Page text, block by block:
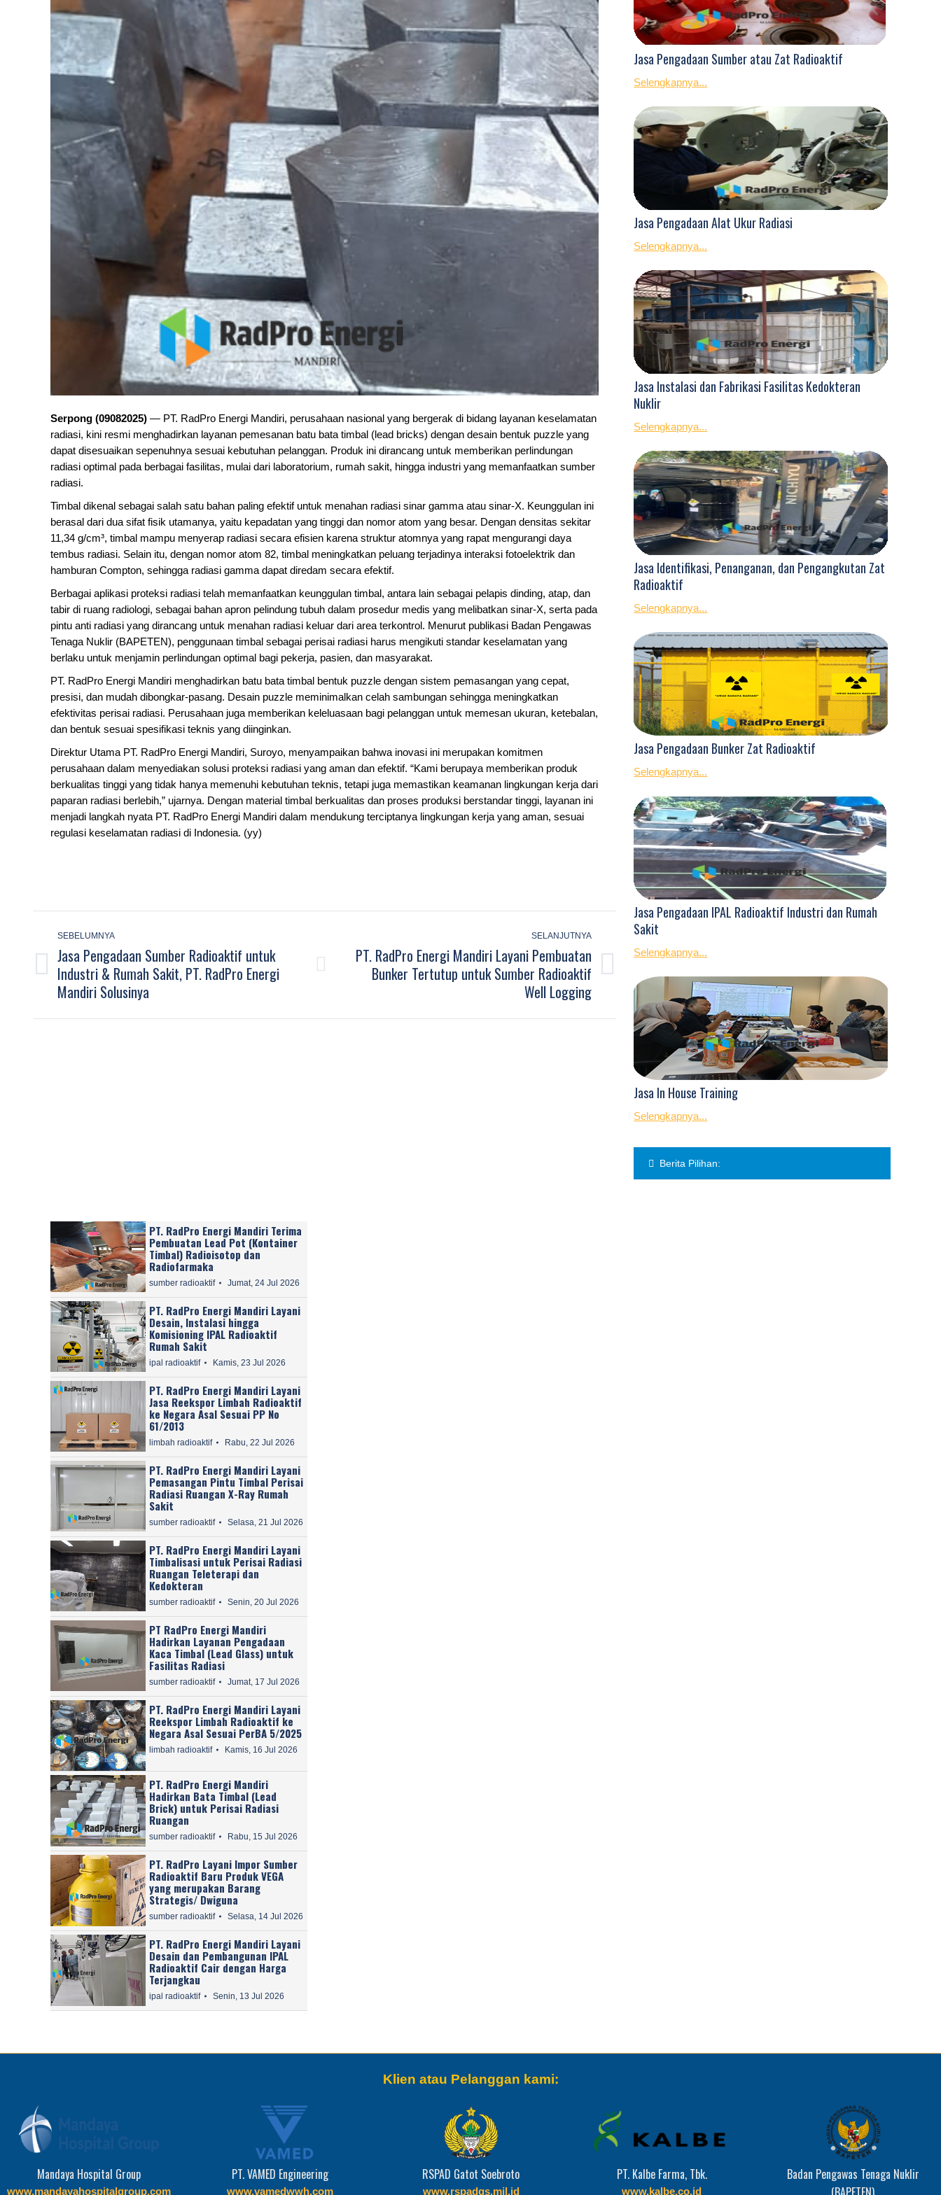
Serpong (09082025) — PT. RadPro Energi Mandiri, perusahaan nasional yang bergerak di bidang layanan keselamatan
radiasi, kini resmi menghadirkan layanan pemesanan batu bata timbal (lead bricks) dengan desain bentuk puzzle yang
dapat disesuaikan sepenuhnya sesuai kebutuhan pelanggan. Produk ini dirancang untuk memberikan perlindungan
radiasi optimal pada berbagai fasilitas, mulai dari laboratorium, rumah sakit, hingga industri yang memanfaatkan sumber
radiasi.
Timbal dikenal sebagai salah satu bahan paling efektif untuk menahan radiasi sinar gamma atau sinar-X. Keunggulan ini
berasal dari dua sifat fisik utamanya, yaitu kepadatan yang tinggi dan nomor atom yang besar. Dengan densitas sekitar
11,34 g/cm³, timbal mampu menyerap radiasi secara efisien karena struktur atomnya yang rapat mengurangi daya
tembus radiasi. Selain itu, dengan nomor atom 82, timbal meningkatkan peluang terjadinya interaksi fotoelektrik dan
hamburan Compton, sehingga radiasi gamma dapat diredam secara efektif.
Berbagai aplikasi proteksi radiasi telah memanfaatkan keunggulan timbal, antara lain sebagai pelapis dinding, atap, dan
tabir di ruang radiologi, sebagai bahan apron pelindung tubuh dalam prosedur medis yang melibatkan sinar-X, serta pada
pintu anti radiasi yang dirancang untuk menahan radiasi keluar dari area terkontrol. Menurut publikasi Badan Pengawas
Tenaga Nuklir (BAPETEN), penggunaan timbal sebagai perisai radiasi harus mengikuti standar keselamatan yang
berlaku untuk menjamin perlindungan optimal bagi pekerja, pasien, dan masyarakat.
PT. RadPro Energi Mandiri menghadirkan batu bata timbal bentuk puzzle dengan sistem pemasangan yang cepat,
presisi, dan mudah dibongkar-pasang. Desain puzzle meminimalkan celah sambungan sehingga meningkatkan
efektivitas perisai radiasi. Perusahaan juga memberikan keleluasaan bagi pelanggan untuk memesan ukuran, ketebalan,
dan bentuk sesuai spesifikasi teknis yang diinginkan.
Direktur Utama PT. RadPro Energi Mandiri, Suroyo, menyampaikan bahwa inovasi ini merupakan komitmen
perusahaan dalam menyediakan solusi proteksi radiasi yang aman dan efektif. “Kami berupaya memberikan produk
berkualitas tinggi yang tidak hanya memenuhi kebutuhan teknis, tetapi juga memastikan keamanan lingkungan kerja dari
paparan radiasi berlebih,” ujarnya. Dengan material timbal berkualitas dan proses produksi berstandar tinggi, layanan ini
menjadi langkah nyata PT. RadPro Energi Mandiri dalam mendukung terciptanya lingkungan kerja yang aman, sesuai
regulasi keselamatan radiasi di Indonesia. (yy)
navigation
SEBELUMNYA
Previous
post:
Jasa Pengadaan Sumber Radioaktif untuk
Industri & Rumah Sakit, PT. RadPro Energi
Mandiri Solusinya
SELANJUTNYA
Next
PT. RadPro Energi Mandiri Layani Pembuatan
Bunker Tertutup untuk Sumber Radioaktif
Well Logging
Jasa Pengadaan Sumber atau Zat Radioaktif
Selengkapnya...
Jasa Pengadaan Alat Ukur Radiasi
Selengkapnya...
Jasa Instalasi dan Fabrikasi Fasilitas Kedokteran
Nuklir
Selengkapnya...
Jasa Identifikasi, Penanganan, dan Pengangkutan Zat
Radioaktif
Selengkapnya...
Jasa Pengadaan Bunker Zat Radioaktif
Selengkapnya...
Jasa Pengadaan IPAL Radioaktif Industri dan Rumah
Sakit
Selengkapnya...
Jasa In House Training
Selengkapnya...
Berita Pilihan:
PT. RadPro Energi Mandiri Terima
Pembuatan Lead Pot (Kontainer
Timbal) Radioisotop dan
Radiofarmaka
sumber radioaktif Jumat, 24 Jul 2026
PT. RadPro Energi Mandiri Layani
Desain, Instalasi hingga
Komisioning IPAL Radioaktif
Rumah Sakit
ipal radioaktif Kamis, 23 Jul 2026
PT. RadPro Energi Mandiri Layani
Jasa Reekspor Limbah Radioaktif
ke Negara Asal Sesuai PP No
61/2013
limbah radioaktif Rabu, 22 Jul 2026
PT. RadPro Energi Mandiri Layani
Pemasangan Pintu Timbal Perisai
Radiasi Ruangan X-Ray Rumah
Sakit
sumber radioaktif Selasa, 21 Jul 2026
PT. RadPro Energi Mandiri Layani
Timbalisasi untuk Perisai Radiasi
Ruangan Teleterapi dan
Kedokteran
sumber radioaktif Senin, 20 Jul 2026
PT RadPro Energi Mandiri
Hadirkan Layanan Pengadaan
Kaca Timbal (Lead Glass) untuk
Fasilitas Radiasi
sumber radioaktif Jumat, 17 Jul 2026
PT. RadPro Energi Mandiri Layani
Reekspor Limbah Radioaktif ke
Negara Asal Sesuai PerBA 5/2025
limbah radioaktif Kamis, 16 Jul 2026
PT. RadPro Energi Mandiri
Hadirkan Bata Timbal (Lead
Brick) untuk Perisai Radiasi
Ruangan
sumber radioaktif Rabu, 15 Jul 2026
PT. RadPro Layani Impor Sumber
Radioaktif Baru Produk VEGA
yang merupakan Barang
Strategis/ Dwiguna
sumber radioaktif Selasa, 14 Jul 2026
PT. RadPro Energi Mandiri Layani
Desain dan Pembangunan IPAL
Radioaktif Cair dengan Harga
Terjangkau
ipal radioaktif Senin, 13 Jul 2026
Klien atau Pelanggan kami:
Mandaya Hospital Group
www.mandayahospitalgroup.com
PT. VAMED Engineering
www.vamedwwh.com
RSPAD Gatot Soebroto
www.rspadgs.mil.id
PT. Kalbe Farma, Tbk.
www.kalbe.co.id
Badan Pengawas Tenaga Nuklir